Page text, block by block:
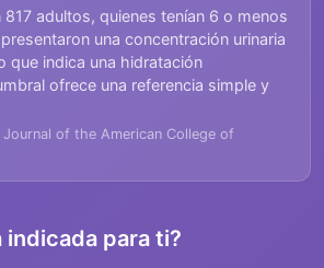
817 adultos, quienes tenían 6 o menos
una concentración urinaria
que indica una hidratación
ofrece una referencia simple y
of the American College of
indicada para ti?